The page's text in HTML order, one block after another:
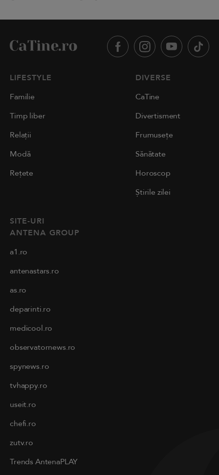
LIFESTYLE
Familie
Timp liber
Relații
Modă
Rețete
DIVERSE
CaTine
Divertisment
Frumusețe
Sănătate
Horoscop
Știrile zilei
SITE-URI
ANTENA GROUP
a1.ro
antenastars.ro
as.ro
deparinti.ro
medicool.ro
observatornews.ro
spynews.ro
tvhappy.ro
useit.ro
chefi.ro
zutv.ro
Trends AntenaPLAY